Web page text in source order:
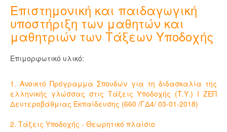
Επιστημονική και παιδαγωγική
υποστήριξη των μαθητών και
μαθητριών των Τάξεων Υποδοχής
Επιμορφωτικό υλικό:
1. Ανοικτό Πρόγραμμα Σπουδών για τη διδασκαλία της
ελληνικής γλώσσας στις Τάξεις Υποδοχής (Τ.Υ.) Ι ΖΕΠ
Δευτεροβάθμιας Εκπαίδευσης (660 /ΓΔ4/ 03-01-2018)
2. Τάξεις Υποδοχής - Θεωρητικό πλαίσιο